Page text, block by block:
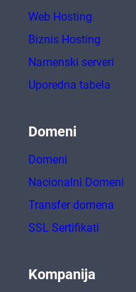
Web Hosting
Biznis Hosting
Namenski serveri
Uporedna tabela
Domeni
Domeni
Nacionalni Domeni
Transfer domena
SSL Sertifikati
Kompanija